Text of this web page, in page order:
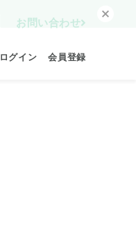
お問い合わせ
ログイン 会員登録